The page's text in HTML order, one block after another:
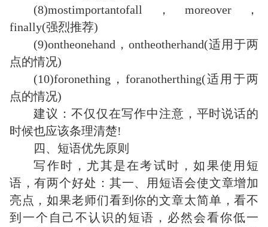
(8)mostimportantofall，moreover，
finally(强烈推荐)
(9)ontheonehand，ontheotherhand(适用于两
点的情况)
(10)foronething，foranotherthing(适用于两
点的情况)
建议：不仅仅在写作中注意，平时说话的
时候也应该条理清楚!
四、短语优先原则
写作时，尤其是在考试时，如果使用短
语，有两个好处：其一、用短语会使文章增加
亮点，如果老师们看到你的文章太简单，看不
到一个自己不认识的短语，必然会看你低一